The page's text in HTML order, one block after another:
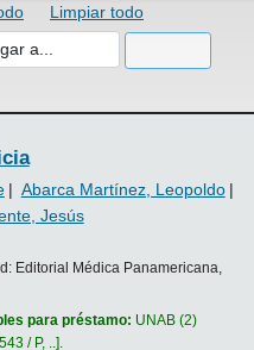
Limpiar todo
Abarca Martínez, Leopoldo
Jesús
Editorial Médica Panamericana,
para préstamo: UNAB(2)
/ P, .. .